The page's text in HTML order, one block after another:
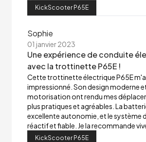
KickScooter P65E
Sophie
01 janvier 2023
Une expérience de conduite
avec la trottinette P65E !
Cette trottinette électrique P65E
impressionné. Son design moderne
motorisation ont rendu mes
plus pratiques et agréables. La
excellente autonomie, et le système
réactif et fiable. Je la recommande
KickScooter P65E